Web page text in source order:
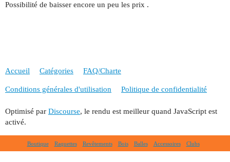
Possibilité de baisser encore un peu les prix .
Accueil Catégories FAQ/Charte
Conditions générales d'utilisation Politique de confidentialité
Optimisé par Discourse, le rendu est meilleur quand JavaScript est
activé.
Boutique Raquettes Revêtements Bois Balles Accessoires Clubs